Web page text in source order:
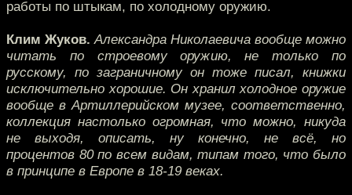
работы по штыкам, по холодному оружию.
Клим Жуков. Александра Николаевича вообще можно
читать по строевому оружию, не только по
русскому, по заграничному он тоже писал, книжки
исключительно хорошие. Он хранил холодное оружие
вообще в Артиллерийском музее, соответственно,
коллекция настолько огромная, что можно, никуда
не выходя, описать, ну конечно, не всё, но
процентов 80 по всем видам, типам того, что было
в принципе в Европе в 18-19 веках.